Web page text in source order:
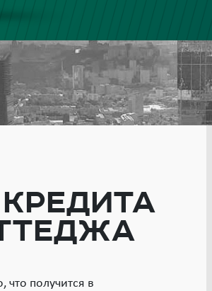
что получится в